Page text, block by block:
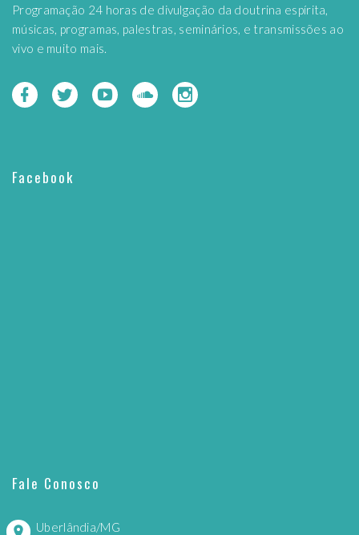
Programação 24 horas de divulgação da doutrina espírita,
músicas, programas, palestras, seminários, e transmissões ao
vivo e muito mais.
Facebook
Fale Conosco
Uberlândia/MG